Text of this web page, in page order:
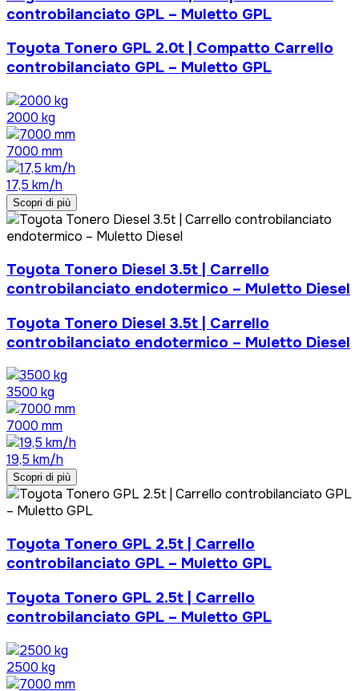
controbilanciato GPL – Muletto GPL
Toyota Tonero GPL 2.0t | Compatto Carrello
controbilanciato GPL – Muletto GPL
2000 kg
7000 mm
17,5 km/h
Scopri di più
Toyota Tonero Diesel 3.5t | Carrello
controbilanciato endotermico – Muletto Diesel
Toyota Tonero Diesel 3.5t | Carrello
controbilanciato endotermico – Muletto Diesel
3500 kg
7000 mm
19,5 km/h
Scopri di più
Toyota Tonero GPL 2.5t | Carrello
controbilanciato GPL – Muletto GPL
Toyota Tonero GPL 2.5t | Carrello
controbilanciato GPL – Muletto GPL
2500 kg